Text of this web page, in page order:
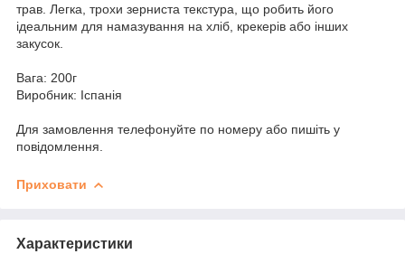
трав. Легка, трохи зерниста текстура, що робить його
ідеальним для намазування на хліб, крекерів або інших
закусок.
Вага: 200г
Виробник: Іспанія
Для замовлення телефонуйте по номеру або пишіть у
повідомлення.
Приховати
Характеристики